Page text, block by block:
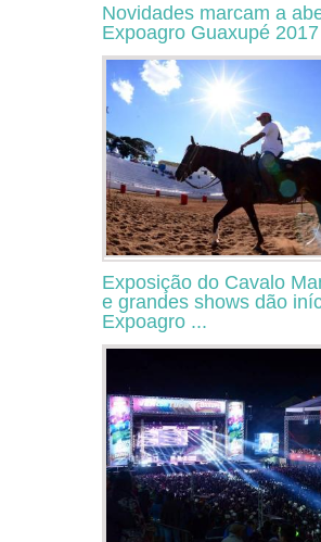
Novidades marcam a
Expoagro Guaxupé 2017
Exposição do Cavalo
e grandes shows dão
Expoagro ...